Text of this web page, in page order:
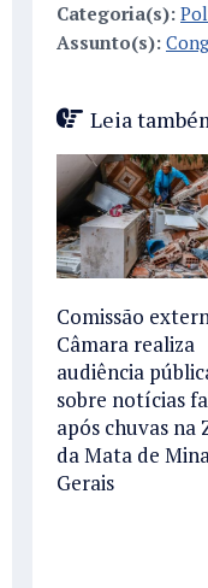
Categoria(s):
Assunto(s):
Leia
Comissão
Câmara realiza
audiência
sobre notícias
após chuvas na
da Mata de
Gerais